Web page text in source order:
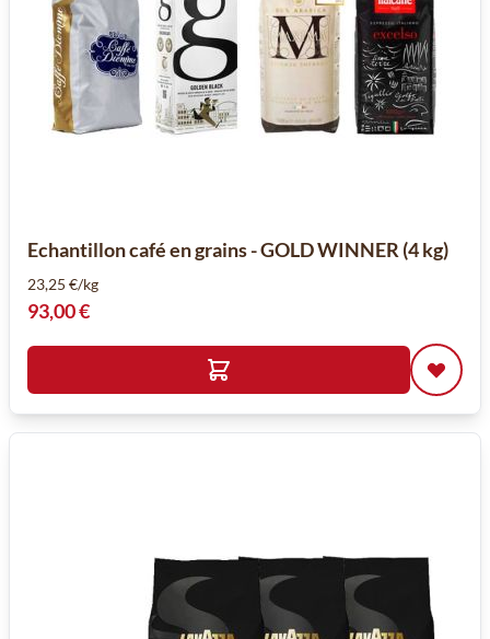
Echantillon café en grains - GOLD WINNER (4 kg)
23,25 €/kg
93,00 €